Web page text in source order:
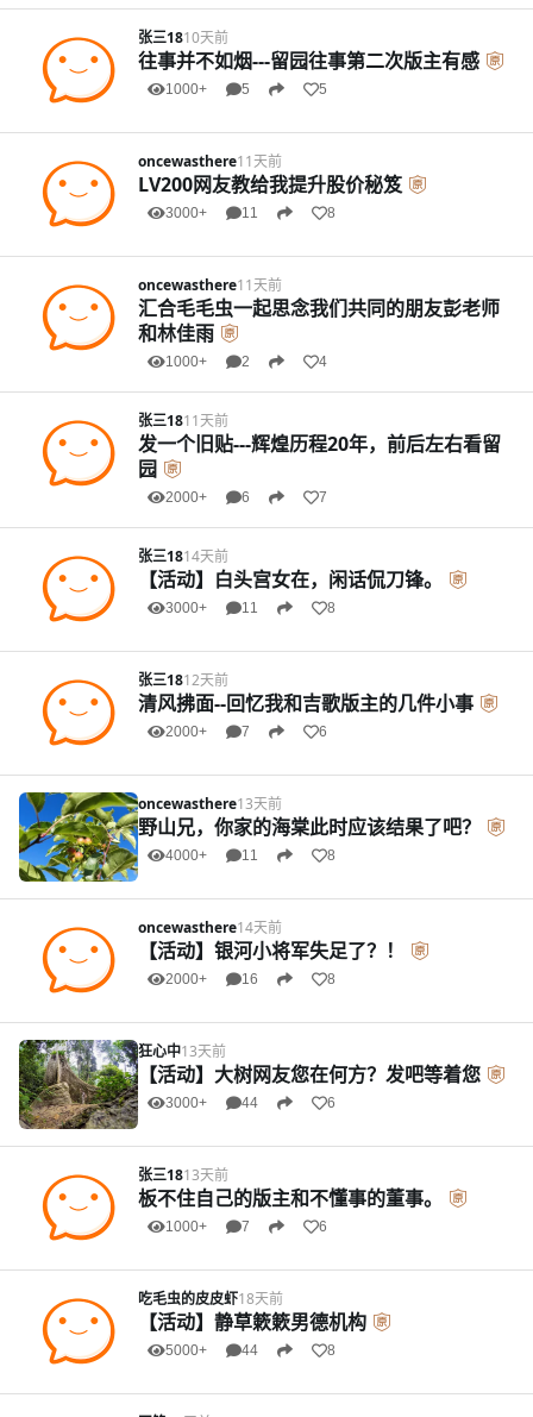
张三1810天前
往事并不如烟---留园往事第二次版主有感
1000+ 5 5
oncewasthere11天前
LV200网友教给我提升股价秘笈
3000+ 11 8
oncewasthere11天前
汇合毛毛虫一起思念我们共同的朋友彭老师
和林佳雨
1000+ 2 4
张三1811天前
发一个旧贴---辉煌历程20年，前后左右看留
园
2000+ 6 7
张三1814天前
【活动】白头宫女在，闲话侃刀锋。
3000+ 11 8
张三1812天前
清风拂面--回忆我和吉歌版主的几件小事
2000+ 7 6
oncewasthere13天前
野山兄，你家的海棠此时应该结果了吧？
4000+ 11 8
oncewasthere14天前
【活动】银河小将军失足了？！
2000+ 16 8
狂心中13天前
【活动】大树网友您在何方？发吧等着您
3000+ 44 6
张三1813天前
板不住自己的版主和不懂事的董事。
1000+ 7 6
吃毛虫的皮皮虾18天前
【活动】静草簌簌男德机构
5000+ 44 8